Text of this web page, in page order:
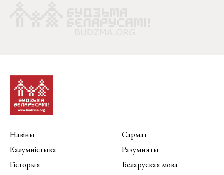
Навіны
Калумністыка
Гісторыя
Сармат
Разумняты
Беларуская мова